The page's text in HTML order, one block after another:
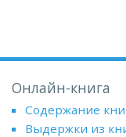
Онлайн-книга
Содержание
Выдержки из